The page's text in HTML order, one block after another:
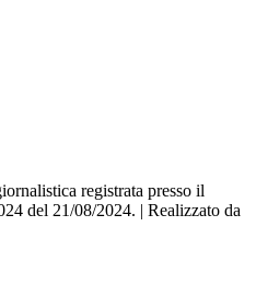
registrata presso il
del 21/08/2024. | Realizzato da